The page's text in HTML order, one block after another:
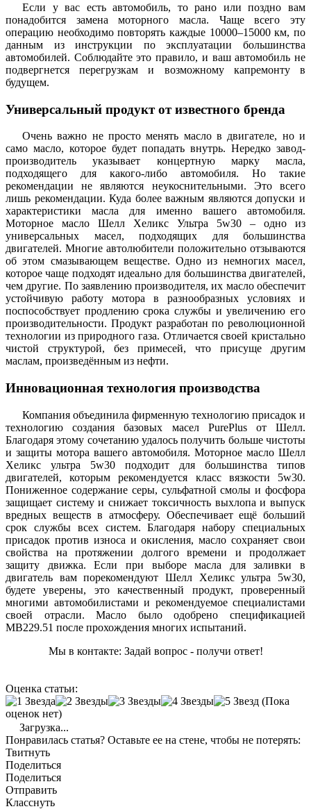
Если у вас есть автомобиль, то рано или поздно вам
понадобится замена моторного масла. Чаще всего эту
операцию необходимо повторять каждые 10000–15000 км, по
данным из инструкции по эксплуатации большинства
автомобилей. Соблюдайте это правило, и ваш автомобиль не
подвергнется перегрузкам и возможному капремонту в
будущем.
Универсальный продукт от известного бренда
Очень важно не просто менять масло в двигателе, но и
само масло, которое будет попадать внутрь. Нередко завод-
производитель указывает концертную марку масла,
подходящего для какого-либо автомобиля. Но такие
рекомендации не являются неукоснительными. Это всего
лишь рекомендации. Куда более важным являются допуски и
характеристики масла для именно вашего автомобиля.
Моторное масло Шелл Хеликс Ультра 5w30 – одно из
универсальных масел, подходящих для большинства
двигателей. Многие автолюбители положительно отзываются
об этом смазывающем веществе. Одно из немногих масел,
которое чаще подходят идеально для большинства двигателей,
чем другие. По заявлению производителя, их масло обеспечит
устойчивую работу мотора в разнообразных условиях и
поспособствует продлению срока службы и увеличению его
производительности. Продукт разработан по революционной
технологии из природного газа. Отличается своей кристально
чистой структурой, без примесей, что присуще другим
маслам, произведённым из нефти.
Инновационная технология производства
Компания объединила фирменную технологию присадок и
технологию создания базовых масел PurePlus от Шелл.
Благодаря этому сочетанию удалось получить больше чистоты
и защиты мотора вашего автомобиля. Моторное масло Шелл
Хеликс ультра 5w30 подходит для большинства типов
двигателей, которым рекомендуется класс вязкости 5w30.
Пониженное содержание серы, сульфатной смолы и фосфора
защищает систему и снижает токсичность выхлопа и выпуск
вредных веществ в атмосферу. Обеспечивает ещё больший
срок службы всех систем. Благодаря набору специальных
присадок против износа и окисления, масло сохраняет свои
свойства на протяжении долгого времени и продолжает
защиту движка. Если при выборе масла для заливки в
двигатель вам порекомендуют Шелл Хеликс ультра 5w30,
будете уверены, это качественный продукт, проверенный
многими автомобилистами и рекомендуемое специалистами
своей отрасли. Масло было одобрено спецификацией
МВ229.51 после прохождения многих испытаний.
Мы в контакте: Задай вопрос - получи ответ!
Оценка статьи:
(Пока
оценок нет)
Загрузка...
Понравилась статья? Оставьте ее на стене, чтобы не потерять:
Твитнуть
Поделиться
Поделиться
Отправить
Класснуть